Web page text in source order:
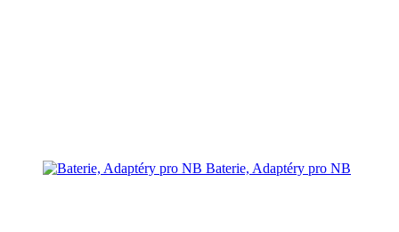
Baterie, Adaptéry pro NB